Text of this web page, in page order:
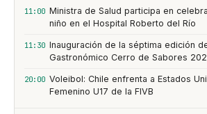
11:00 Ministra de Salud participa en
niño en el Hospital Roberto del Río
11:30 Inauguración de la séptima edición
Gastronómico Cerro de Sabores
20:00 Voleibol: Chile enfrenta a Estados
Femenino U17 de la FIVB